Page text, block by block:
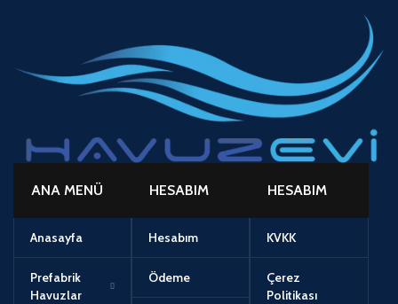
ANA MENÜ
Anasayfa
Prefabrik
Havuzlar
HESABIM
Hesabım
Ödeme
HESABIM
KVKK
Çerez
Politikası